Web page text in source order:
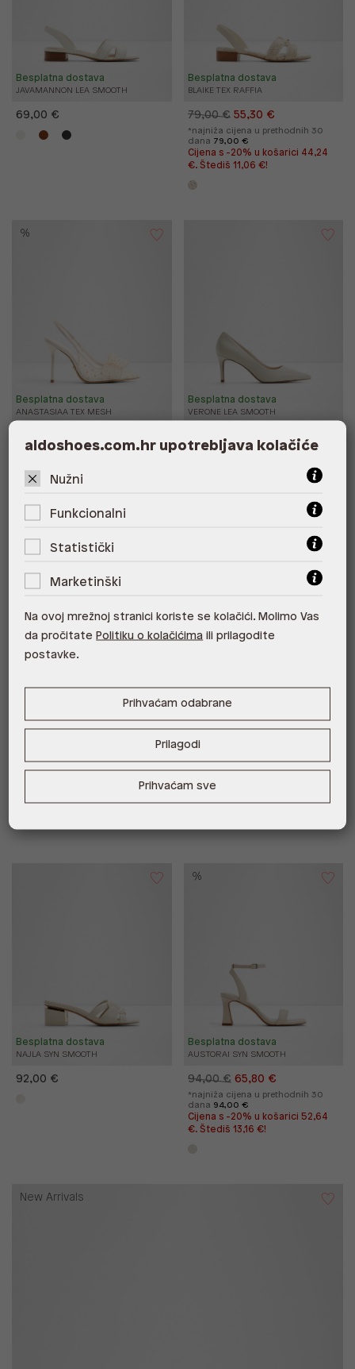
JAVAMANNON LEA SMOOTH
Besplatna dostava
69,00 €
BLAIKE TEX RAFFIA
Besplatna dostava
79,00 € 55,30 €
*najniža cijena u prethodnih 30
dana 79,00 €
Cijena s -20% u košarici 44,24
€. Štediš 11,06 €!
ANASTASIAA TEX MESH
Besplatna dostava
%
*najniža cijena u prethodnih 30
Cijena s -20% u košarici 69,44
€. Štediš 17,36 €!
VERONE LEA SMOOTH
Besplatna dostava
95,00 €
Besplatna dostava
134,00 €
Besplatna dostava
99,00 €
NAJLA SYN SMOOTH
Besplatna dostava
92,00 €
AUSTORAI SYN SMOOTH
Besplatna dostava
%
94,00 € 65,80 €
*najniža cijena u prethodnih 30
dana 94,00 €
Cijena s -20% u košarici 52,64
€. Štediš 13,16 €!
New Arrivals
aldoshoes.com.hr upotrebljava kolačiće
Nužni
Funkcionalni
Statistički
Marketinški
Na ovoj mrežnoj stranici koriste se kolačići. Molimo Vas
da pročitate Politiku o kolačićima ili prilagodite
postavke.
Prihvaćam odabrane
Prilagodi
Prihvaćam sve